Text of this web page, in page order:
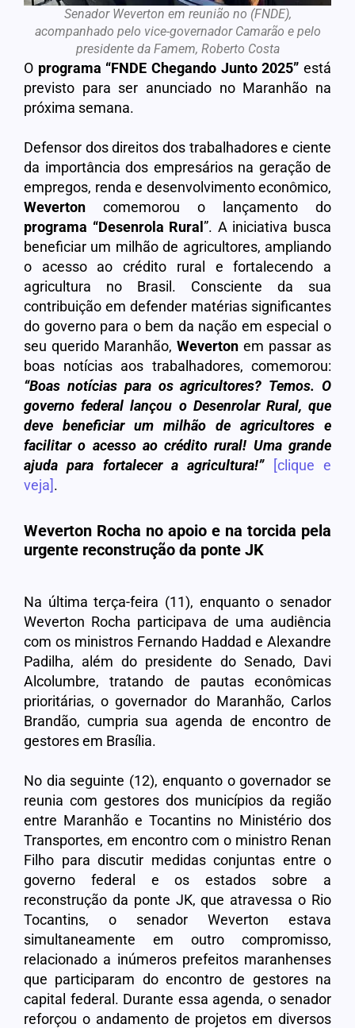
Senador Weverton em reunião no (FNDE),
acompanhado pelo vice-governador Camarão e pelo
presidente da Famem, Roberto Costa
O programa “FNDE Chegando Junto 2025” está
previsto para ser anunciado no Maranhão na
próxima semana.
Defensor dos direitos dos trabalhadores e ciente
da importância dos empresários na geração de
empregos, renda e desenvolvimento econômico,
Weverton comemorou o lançamento do
programa “Desenrola Rural”. A iniciativa busca
beneficiar um milhão de agricultores, ampliando
o acesso ao crédito rural e fortalecendo a
agricultura no Brasil. Consciente da sua
contribuição em defender matérias significantes
do governo para o bem da nação em especial o
seu querido Maranhão, Weverton em passar as
boas notícias aos trabalhadores, comemorou:
“Boas notícias para os agricultores? Temos. O
governo federal lançou o Desenrolar Rural, que
deve beneficiar um milhão de agricultores e
facilitar o acesso ao crédito rural! Uma grande
ajuda para fortalecer a agricultura!”
[clique e
veja].
Weverton Rocha no apoio e na torcida pela
urgente reconstrução da ponte JK
Na última terça-feira (11), enquanto o senador
Weverton Rocha participava de uma audiência
com os ministros Fernando Haddad e Alexandre
Padilha, além do presidente do Senado, Davi
Alcolumbre, tratando de pautas econômicas
prioritárias, o governador do Maranhão, Carlos
Brandão, cumpria sua agenda de encontro de
gestores em Brasília.
No dia seguinte (12), enquanto o governador se
reunia com gestores dos municípios da região
entre Maranhão e Tocantins no Ministério dos
Transportes, em encontro com o ministro Renan
Filho para discutir medidas conjuntas entre o
governo federal e os estados sobre a
reconstrução da ponte JK, que atravessa o Rio
Tocantins, o senador Weverton estava
simultaneamente em outro compromisso,
relacionado a inúmeros prefeitos maranhenses
que participaram do encontro de gestores na
capital federal. Durante essa agenda, o senador
reforçou o andamento de projetos em diversos